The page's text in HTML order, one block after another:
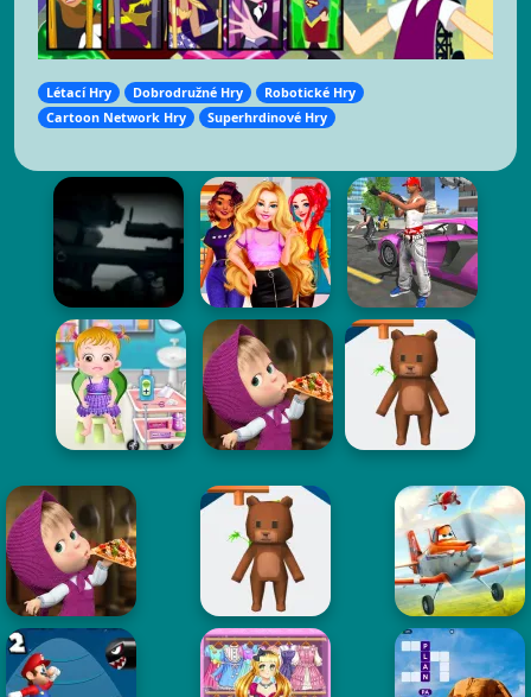
Létací Hry Dobrodružné Hry
Robotické Hry
Cartoon Network Hry
Superhrdinové Hry